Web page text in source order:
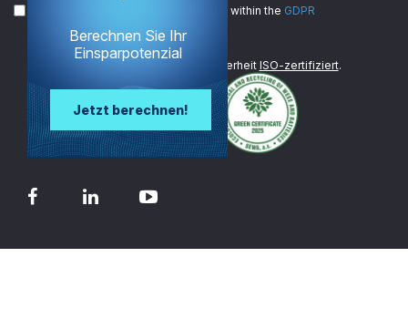
I agree to the processing of my data within the GDPR
Wir sind im Bereich Datensicherheit ISO-zertifiziert.
Berechnen Sie Ihr
Einsparpotenzial
Jetzt berechnen!